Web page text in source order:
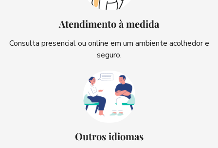
Atendimento à medida
Consulta presencial ou online em um ambiente acolhedor e
seguro.
Outros idiomas